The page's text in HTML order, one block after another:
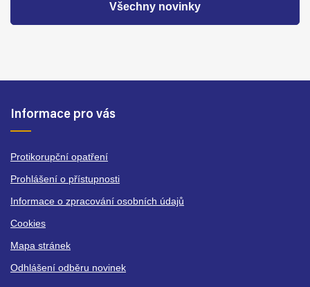
Všechny novinky
Informace pro vás
Protikorupční opatření
Prohlášení o přístupnosti
Informace o zpracování osobních údajů
Cookies
Mapa stránek
Odhlášení odběru novinek